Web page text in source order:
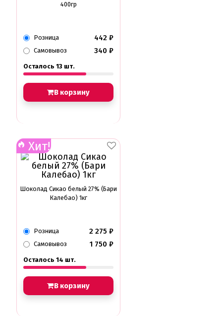
400гр
Розница 442 ₽
Самовывоз 340 ₽
Осталось 13 шт.
В корзину
Хит!
Шоколад Сикао белый 27% (Бари
Калебао) 1кг
Розница 2 275 ₽
Самовывоз 1 750 ₽
Осталось 14 шт.
В корзину